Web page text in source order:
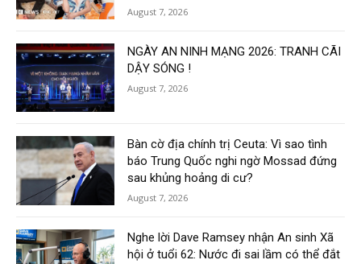
August 7, 2026
NGÀY AN NINH MẠNG 2026: TRANH CÃI
DẬY SÓNG !
August 7, 2026
Bàn cờ địa chính trị Ceuta: Vì sao tình
báo Trung Quốc nghi ngờ Mossad đứng
sau khủng hoảng di cư?
August 7, 2026
Nghe lời Dave Ramsey nhận An sinh Xã
hội ở tuổi 62: Nước đi sai lầm có thể đắt